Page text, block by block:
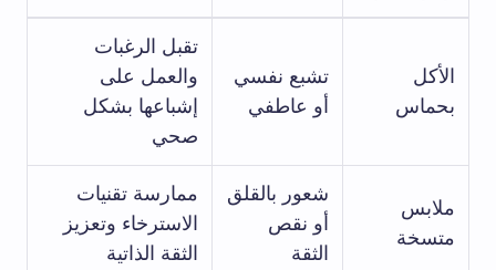
الأكل
بحماس
تشبع نفسي
أو عاطفي
تقبل الرغبات
والعمل على
إشباعها بشكل
صحي
ملابس
متسخة
شعور بالقلق
أو نقص
الثقة
ممارسة تقنيات
الاسترخاء وتعزيز
الثقة الذاتية